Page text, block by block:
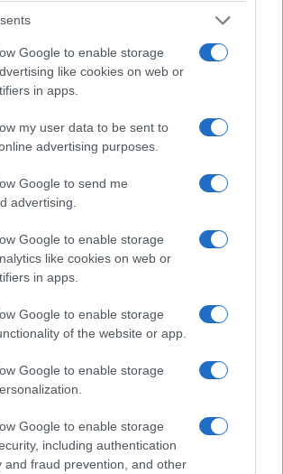
Google to enable storage
like cookies on web or
in apps.
my user data to be sent to
advertising purposes.
Google to send me
advertising.
Google to enable storage
like cookies on web or
in apps.
Google to enable storage
of the website or app.
Google to enable storage
Google to enable storage
including authentication
and fraud prevention, and other